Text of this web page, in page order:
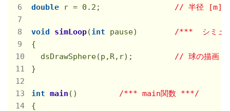
double r = 0.2 ; // 半径 [m]
void simLoop(int pause)
/***  シミュ
{
  dsDrawSphere(p,R,r);
// 球の描画
}
int main ()
/*** main関数 ***/
{